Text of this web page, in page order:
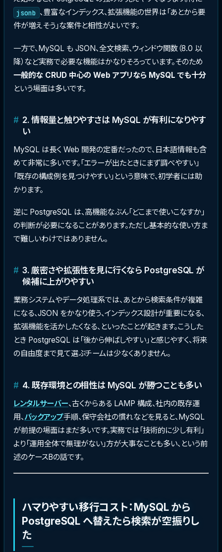
jsonb 、豊富なインデックス、拡張機能の世界は「あとから要
件が増えそう」な案件と相性がよいです。
一方で、MySQL も JSON、全文検索、ウィンドウ関数（8.0 以
降）など実務で必要な機能はかなりそろっています。そのため
一般的な CRUD 中心の Web アプリなら MySQL でも十分
という場面は多いです。
2. 情報量と触りやすさは MySQL が有利になりやす
い
MySQL は長く Web 開発の定番だったので、日本語情報も含
めて非常に多いです。「エラーが出たときにまず調べやすい」
「既存の構成例を見つけやすい」という意味で、初学者には助
かります。
逆に PostgreSQL は、高機能なぶん「どこまで使いこなすか」
の判断が必要になることがあります。ただし基本的な使い方ま
で難しいわけではありません。
3. 厳密さや拡張性を見に行くなら PostgreSQL が
候補に上がりやすい
業務システムやデータ処理系では、あとから検索条件が複雑
になる、JSON をかなり使う、インデックス設計が重要になる、
拡張機能を活かしたくなる、といったことが起きます。こうした
とき PostgreSQL は「後から伸ばしやすい」と感じやすく、将来
の自由度まで見て選ぶチームは少なくありません。
4. 既存環境との相性は MySQL が勝つことも多い
レンタルサーバー、古くからある LAMP 構成、社内の既存運
用、 バックアップ手順、保守会社の慣れなどを見ると、MySQL
が前提の場面はまだ多いです。実務では「技術的に少し有利」
より「運用全体で無理がない」方が大事なことも多い、という前
述のケースBの話です。
ハマりやすい移行コスト：MySQL から
PostgreSQL へ替えたら検索が空振りし
た